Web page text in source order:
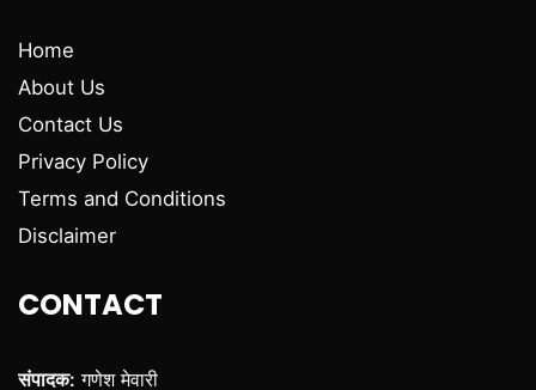
Home
About Us
Contact Us
Privacy Policy
Terms and Conditions
Disclaimer
CONTACT
संपादक: गणेश मेवारी